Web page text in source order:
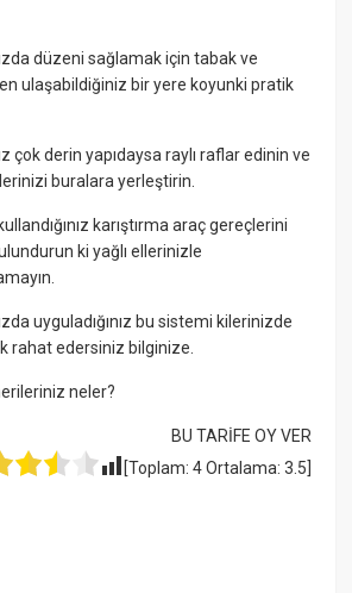
düzeni sağlamak için tabak ve
ulaşabildiğiniz bir yere koyunki pratik
çok derin yapıdaysa raylı raflar edinin ve
buralara yerleştirin.
karıştırma araç gereçlerini
ki yağlı ellerinizle
uyguladığınız bu sistemi kilerinizde
rahat edersiniz bilginize.
neler?
BU TARİFE OY VER
[Toplam: 4Ortalama: 3.5